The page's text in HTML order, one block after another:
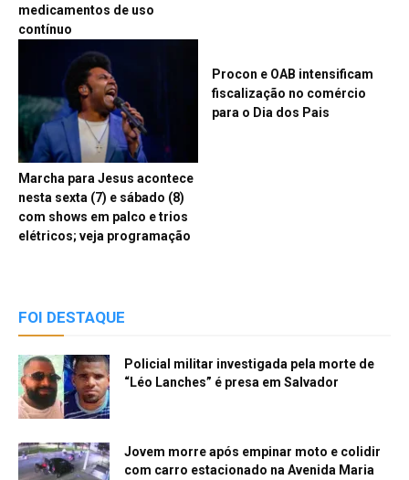
medicamentos de uso
contínuo
Marcha para Jesus acontece
nesta sexta (7) e sábado (8)
com shows em palco e trios
elétricos; veja programação
Procon e OAB intensificam
fiscalização no comércio
para o Dia dos Pais
FOI DESTAQUE
Policial militar investigada pela morte de
“Léo Lanches” é presa em Salvador
Jovem morre após empinar moto e colidir
com carro estacionado na Avenida Maria